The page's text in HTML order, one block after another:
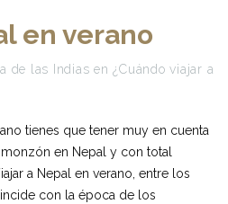
en verano
de las Indias en¿Cuándo viajar a
tienes que tener muy en cuenta
en Nepal y con total
a Nepal en verano, entre los
con la época de los